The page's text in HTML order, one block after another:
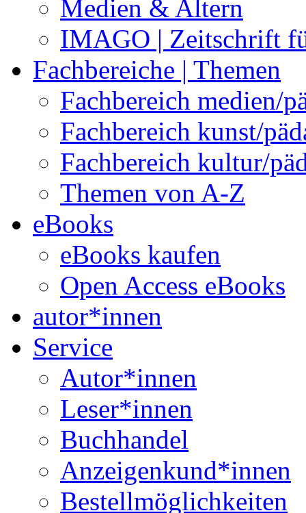
Medien & Altern
IMAGO | Zeitschrift
Fachbereiche | Themen
Fachbereich medien/
Fachbereich kunst/
Fachbereich kultur/
Themen von A-Z
eBooks
eBooks kaufen
Open Access eBooks
autor*innen
Service
Autor*innen
Leser*innen
Buchhandel
Anzeigenkund*innen
Bestellmöglichkeiten